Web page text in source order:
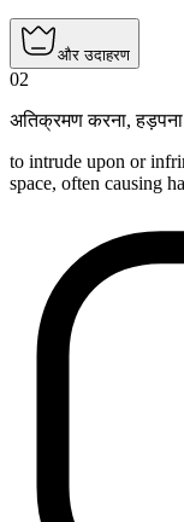
और उदाहरण
02
अतिक्रमण करना,हड़पना
to intrude upon or
space, often causing